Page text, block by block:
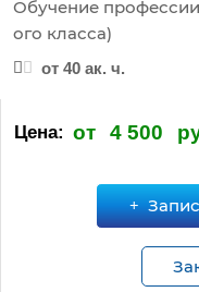
Обучение
ого класса)
от 40 ак. ч.
Цена: от 4 500